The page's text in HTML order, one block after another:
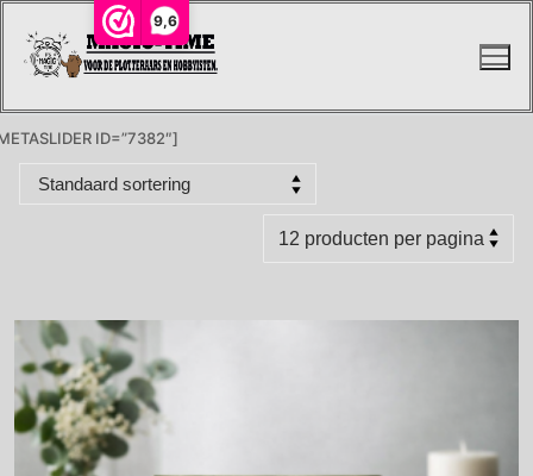
9,6
naar
ID=”7382″]